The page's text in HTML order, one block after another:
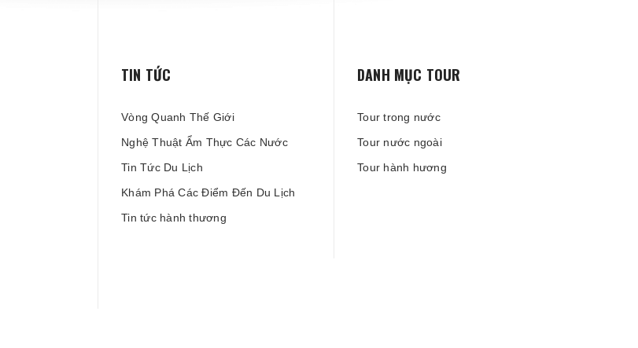
TIN TỨC
Vòng Quanh Thế Giới
Nghệ Thuật Ẩm Thực Các Nước
Tin Tức Du Lịch
Khám Phá Các Điểm Đến Du Lịch
Tin tức hành thương
DANH MỤC TOUR
Tour trong nước
Tour nước ngoài
Tour hành hương